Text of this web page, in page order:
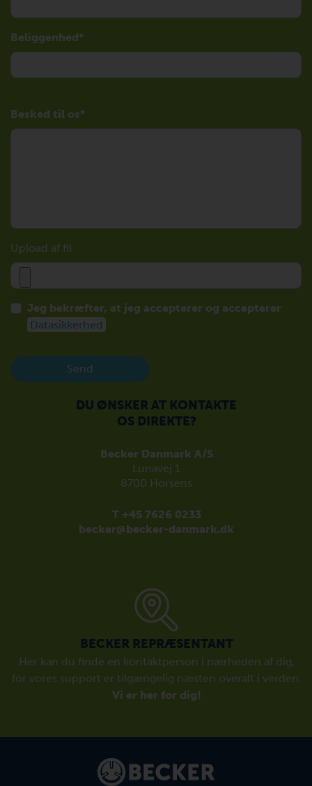
Beliggenhed
Besked til os
Upload af fil
Jeg bekræfter, at jeg accepterer og accepterer
Datasikkerhed
Send
DU ØNSKER AT KONTAKTE
OS DIREKTE?
Becker Danmark A/S
Lunavej 1
8700 Horsens
T +45 7626 0233
becker@becker-danmark.dk
BECKER REPRÆSENTANT
Her kan du finde en kontaktperson i nærheden af dig,
for vores support er tilgængelig næsten overalt i verden.
Vi er her for dig!